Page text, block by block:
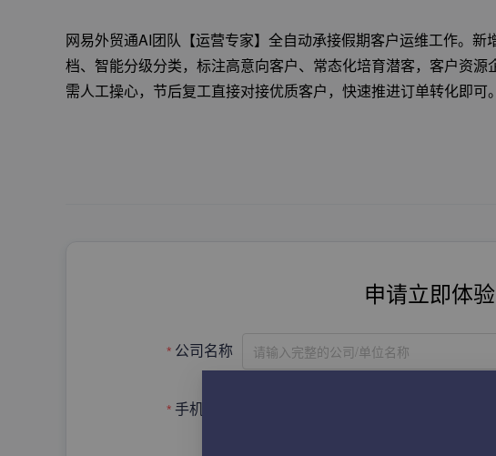
网易外贸通AI团队【运营专家】全自动承接假期客户运维工作。
档、智能分级分类，标注高意向客户、常态化培育潜客，客户资
需人工操心，节后复工直接对接优质客户，快速推进订单转化即可。
申请立即体验
公司名称 请输入完整的公司/单位名称
手机号码